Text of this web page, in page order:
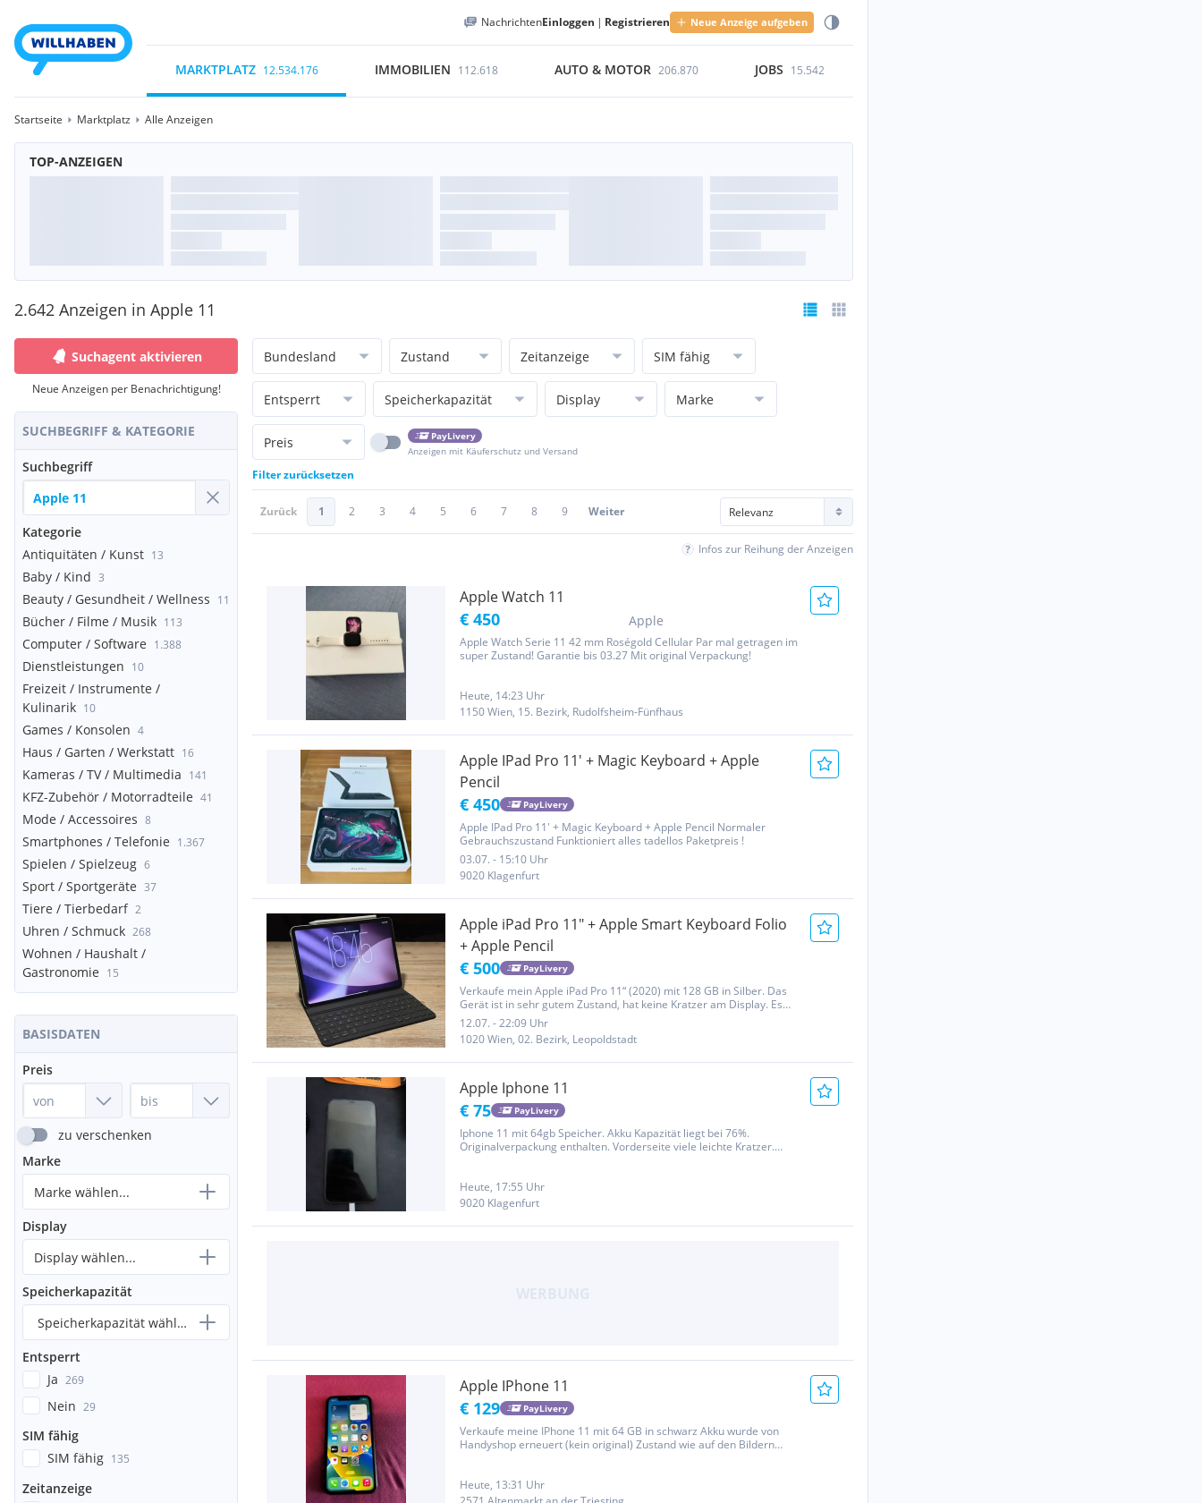
NachrichtenEinloggen | Registrieren Neue Anzeige aufgeben
MARKTPLATZ 12.534.176 IMMOBILIEN 112.618 AUTO & MOTOR 206.870 JOBS 15.542
Startseite Marktplatz Alle Anzeigen
TOP-ANZEIGEN
2.642 Anzeigen in Apple 11
Suchagent aktivieren
Neue Anzeigen per Benachrichtigung!
SUCHBEGRIFF & KATEGORIE
Suchbegriff
Kategorie
Antiquitäten / Kunst 13
Baby / Kind 3
Beauty / Gesundheit / Wellness 11
Bücher / Filme / Musik 113
Computer / Software 1.388
Dienstleistungen 10
Freizeit / Instrumente /
Kulinarik 10
Games / Konsolen 4
Haus / Garten / Werkstatt 16
Kameras / TV / Multimedia 141
KFZ-Zubehör / Motorradteile 41
Mode / Accessoires 8
Smartphones / Telefonie 1.367
Spielen / Spielzeug 6
Sport / Sportgeräte 37
Tiere / Tierbedarf 2
Uhren / Schmuck 268
Wohnen / Haushalt /
Gastronomie 15
BASISDATEN
Preis
zu verschenken
Marke
Marke wählen...
Display
Display wählen...
Speicherkapazität
Speicherkapazität wählen...
Entsperrt
Ja 269
Nein 29
SIM fähig
SIM fähig 135
Zeitanzeige
Bundesland Zustand Zeitanzeige SIM fähig
Entsperrt Speicherkapazität Display Marke
Preis
PayLivery
Anzeigen mit Käuferschutz und Versand
Filter zurücksetzen
Zurück 1 2 3 4 5 6 7 8 9 Weiter
Infos zur Reihung der Anzeigen
Apple Watch 11
€ 450 Apple
Apple Watch Serie 11 42 mm Roségold Cellular Par mal getragen im
super Zustand! Garantie bis 03.27 Mit original Verpackung!
Heute, 14:23 Uhr
1150 Wien, 15. Bezirk, Rudolfsheim-Fünfhaus
Apple IPad Pro 11' + Magic Keyboard + Apple
Pencil
€ 450 PayLivery
Apple IPad Pro 11' + Magic Keyboard + Apple Pencil Normaler
Gebrauchszustand Funktioniert alles tadellos Paketpreis !
03.07. - 15:10 Uhr
9020 Klagenfurt
Apple iPad Pro 11" + Apple Smart Keyboard Folio
+ Apple Pencil
€ 500 PayLivery
Verkaufe mein Apple iPad Pro 11“ (2020) mit 128 GB in Silber. Das
Gerät ist in sehr gutem Zustand, hat keine Kratzer am Display. Es
wurde immer in der Schutzhülle verwendet und regelmäßig auf den
neuesten Stand der Software gebracht. * aktuellste...
12.07. - 22:09 Uhr
1020 Wien, 02. Bezirk, Leopoldstadt
Apple Iphone 11
€ 75 PayLivery
Iphone 11 mit 64gb Speicher. Akku Kapazität liegt bei 76%.
Originalverpackung enthalten. Vorderseite viele leichte Kratzer.
Heute, 17:55 Uhr
9020 Klagenfurt
Apple IPhone 11
€ 129 PayLivery
Verkaufe meine IPhone 11 mit 64 GB in schwarz Akku wurde von
Handyshop erneuert (kein original) Zustand wie auf den Bildern
Heute, 13:31 Uhr